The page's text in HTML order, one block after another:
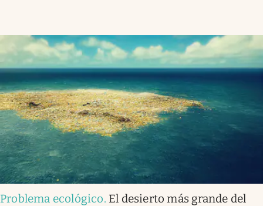
Problema ecológico. El desierto más grande del